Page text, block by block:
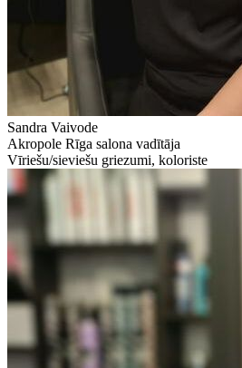
Sandra Vaivode
Akropole Rīga salona vadītāja
Vīriešu/sieviešu griezumi, koloriste